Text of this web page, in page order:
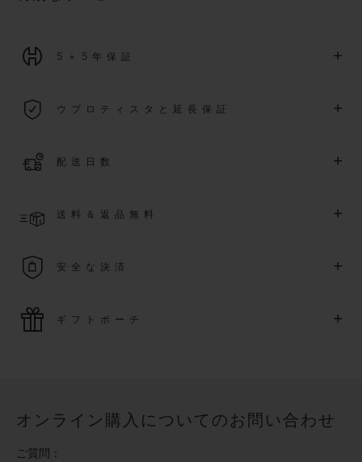
5＋5年保証 +
際保証が適用されます。
ウブロティスタと延長保証 +
月1 日以降に購入された時計を対象に、保証を
詳細を表示する
配送日数 +
より異なる場合がございます
送料＆返品無料 +
す
安全な決済 +
ご購入は迅速で安全に処理され、お客様の個人情報は確実に
ギフトポーチ +
オンライン購入についてのお問い合わせ
ご質問：